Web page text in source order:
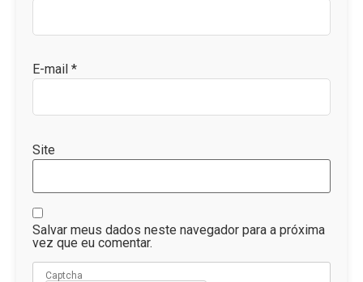
E-mail *
Site
Salvar meus dados neste navegador para a próxima
vez que eu comentar.
Captcha